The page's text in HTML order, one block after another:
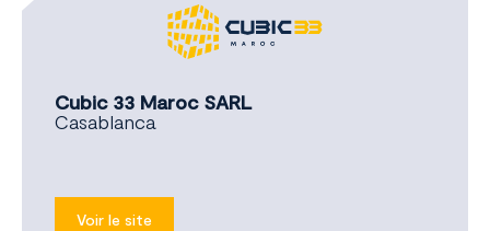
Cubic 33 Maroc SARL
Casablanca
Voir le site